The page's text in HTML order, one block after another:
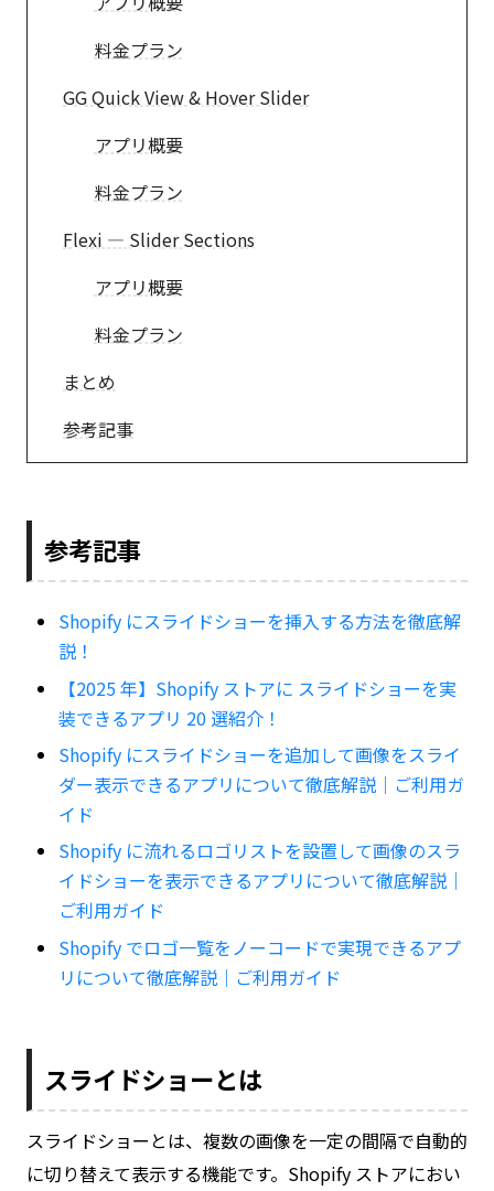
料金プラン
GG Quick View & Hover Slider
アプリ概要
料金プラン
Flexi — Slider Sections
アプリ概要
料金プラン
まとめ
参考記事
参考記事
Shopify にスライドショーを挿入する方法を徹底解
説！
【2025 年】Shopify ストアに スライドショーを実
装できるアプリ 20 選紹介！
Shopify にスライドショーを追加して画像をスライ
ダー表示できるアプリについて徹底解説｜ご利用ガ
イド
Shopify に流れるロゴリストを設置して画像のスラ
イドショーを表示できるアプリについて徹底解説｜
ご利用ガイド
Shopify でロゴ一覧をノーコードで実現できるアプ
リについて徹底解説｜ご利用ガイド
スライドショーとは
スライドショーとは、複数の画像を一定の間隔で自動的
に切り替えて表示する機能です。Shopify ストアにおい